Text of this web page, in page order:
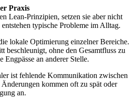
Praxis
Lean-Prinzipien, setzen sie aber nicht
typische Probleme im Alltag.
lokale Optimierung einzelner Bereiche.
beschleunigt, ohne den Gesamtfluss zu
Engpässe an anderer Stelle.
ist fehlende Kommunikation zwischen
kommen oft zu spät oder
an.